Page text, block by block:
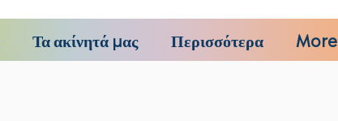
Τα ακίνητά μας Περισσότερα More